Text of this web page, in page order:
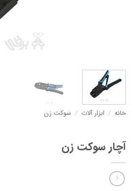
خانه / ابزار آلات / سوکت زن
آچار سوکت زن